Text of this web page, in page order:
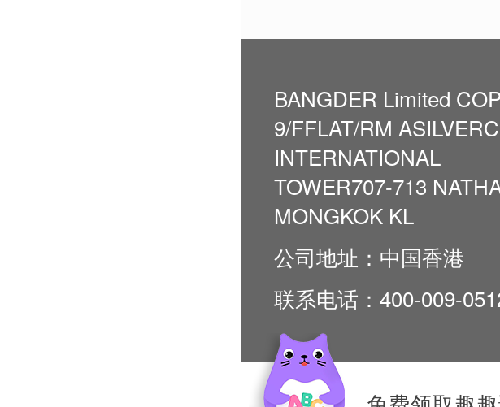
BANGDER Limited
9/FFLAT/RM
INTERNATIONAL
TOWER707-713
MONGKOK KL
公司地址：中国香港
联系电话：400-009-